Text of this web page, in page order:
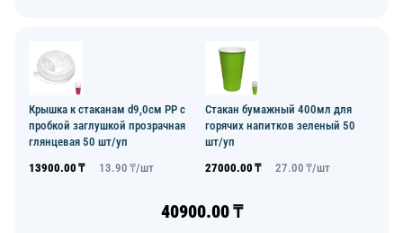
Крышка к стаканам d9,0см PP с
пробкой заглушкой прозрачная
глянцевая 50 шт/уп
13900.00 ₸ 13.90 ₸/шт
Стакан бумажный 400мл для
горячих напитков зеленый 50
шт/уп
27000.00 ₸ 27.00 ₸/шт
40900.00₸